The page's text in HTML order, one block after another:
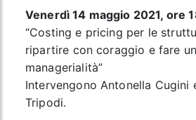
Venerdì 14 maggio 2021, ore
“Costing e pricing per le
ripartire con coraggio e fare
managerialità”
Intervengono Antonella Cugini
Tripodi.